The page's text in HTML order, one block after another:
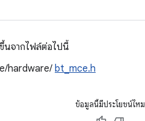
ขึ้นจากไฟล์ต่อไปนี้
hardware/ bt_mce.h
ข้อมูลนี้มีประโยชน์ไหม